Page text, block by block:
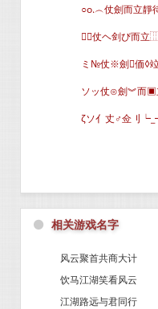
○o.︵仗劍而立靜
↘仗ヘ剑ぴ而立
ミ№仗※劍侕◊
ソッ仗⊙劍︾而
ζソ亻丈♂佥刂
⚫ 相关游戏名字
风云聚首共商大计
饮马江湖笑看风云
江湖路远与君同行